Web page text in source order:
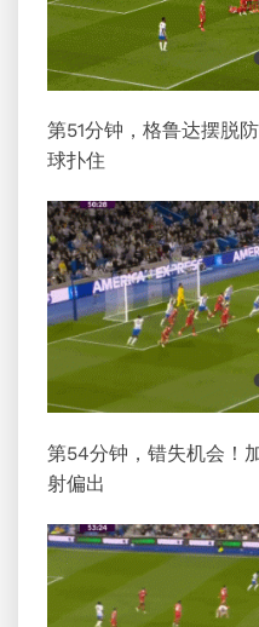
第51分钟，格鲁达摆脱
球扑住
第54分钟，错失机会！
射偏出